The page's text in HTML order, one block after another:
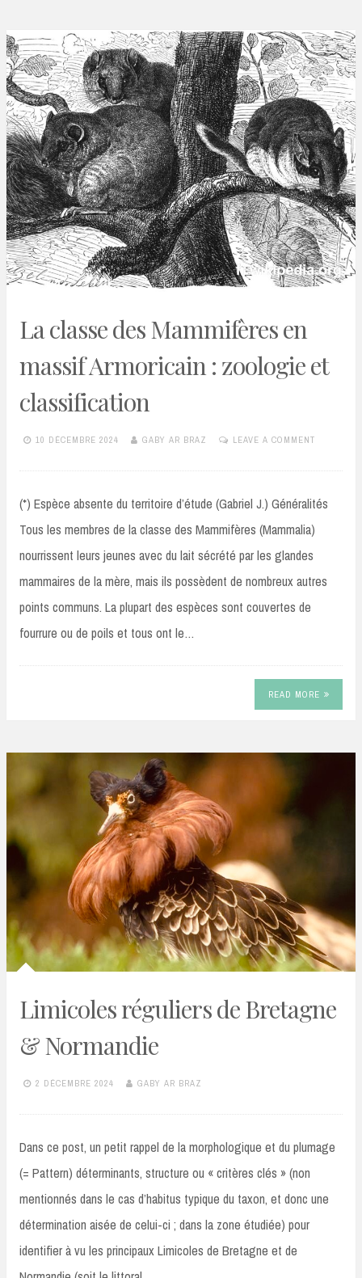
La classe des Mammifères en
massif Armoricain : zoologie et
classification
10 DÉCEMBRE 2024 GABY AR BRAZ LEAVE A COMMENT
(*) Espèce absente du territoire d’étude (Gabriel J.) Généralités
Tous les membres de la classe des Mammifères (Mammalia)
nourrissent leurs jeunes avec du lait sécrété par les glandes
mammaires de la mère, mais ils possèdent de nombreux autres
points communs. La plupart des espèces sont couvertes de
fourrure ou de poils et tous ont le…
READ MORE
Limicoles réguliers de Bretagne
& Normandie
2 DÉCEMBRE 2024 GABY AR BRAZ
Dans ce post, un petit rappel de la morphologique et du plumage
(= Pattern) déterminants, structure ou « critères clés » (non
mentionnés dans le cas d’habitus typique du taxon, et donc une
détermination aisée de celui-ci ; dans la zone étudiée) pour
identifier à vu les principaux Limicoles de Bretagne et de